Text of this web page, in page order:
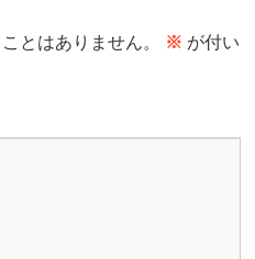
とはありません。 ※ が付い